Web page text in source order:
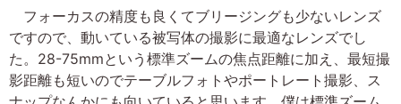
フォーカスの精度も良くてブリージングも少ないレンズ
ですので、動いている被写体の撮影に最適なレンズでし
た。28-75mmという標準ズームの焦点距離に加え、最短撮
影距離も短いのでテーブルフォトやポートレート撮影、ス